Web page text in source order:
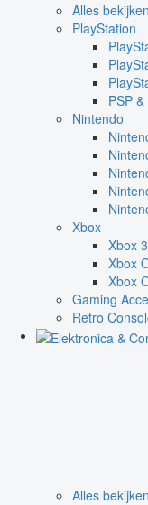
Alles
PlayStation
PSP
Nintendo
Xbox
Xbox
Xbox
Xbox
Gaming
Retro
Alles